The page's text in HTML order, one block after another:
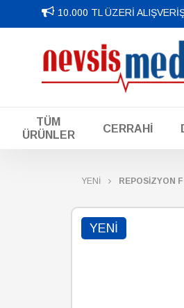
10.000 TL ÜZERİ
TÜM
ÜRÜNLER
CERRAHİ
YENİ REPOSİZYON
YENI